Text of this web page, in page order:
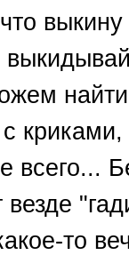
с
всего...
везде
то